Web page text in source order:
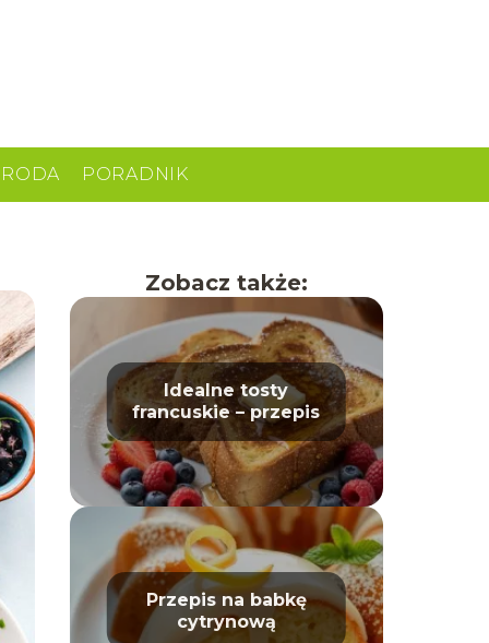
PORADNIK
Zobacz także:
Idealne tosty
francuskie – przepis
Przepis na babkę
cytrynową